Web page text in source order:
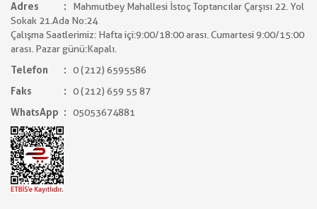
Adres
Mahmutbey Mahallesi İstoç Toptancılar Çarşısı 22. Yol
Sokak 21.Ada No:24
Çalışma Saatlerimiz: Hafta içi:9:00/18:00 arası. Cumartesi 9:00/15:00
arası. Pazar günü:Kapalı.
Telefon
0 (212) 6595586
Faks
0 (212) 659 55 87
WhatsApp
05053674881